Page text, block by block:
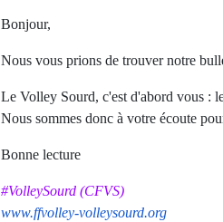
Bonjour,
Nous vous prions de trouver notre
Le Volley Sourd, c'est d'abord vous :
Nous sommes donc à votre écoute
Bonne lecture
#VolleySourd (CFVS)
www.ffvolley-volleysourd.org